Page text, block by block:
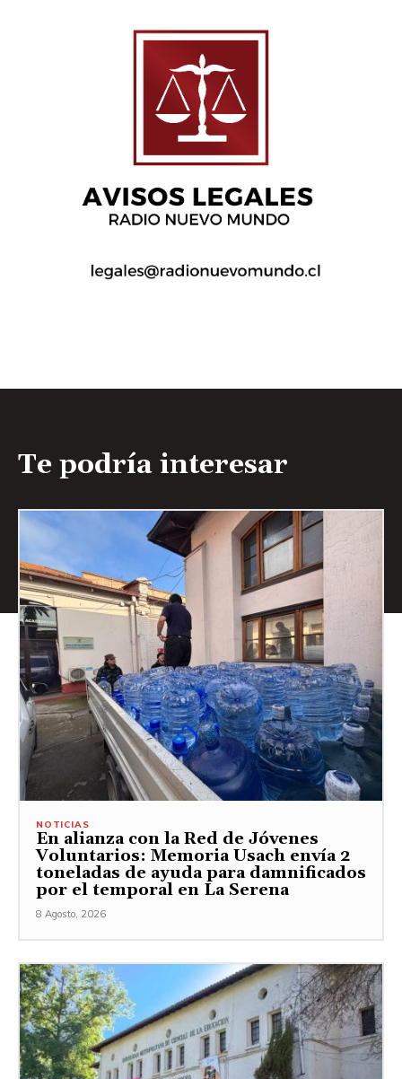
Te podría interesar
NOTICIAS
En alianza con la Red de Jóvenes
Voluntarios: Memoria Usach envía 2
toneladas de ayuda para damnificados
por el temporal en La Serena
8 Agosto, 2026